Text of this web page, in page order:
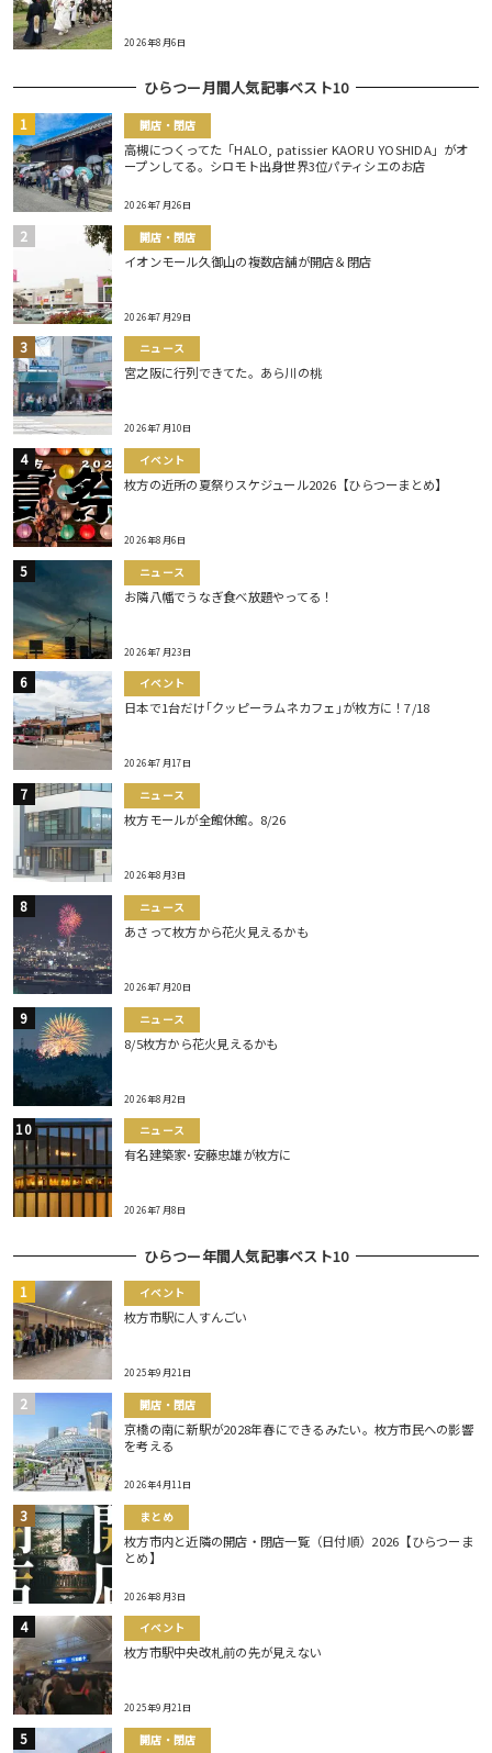
2026年8月6日
ひらつー月間人気記事ベスト10
開店・閉店
高槻につくってた「HALO, patissier KAORU YOSHIDA」がオ
ープンしてる。シロモト出身世界3位パティシエのお店
2026年7月26日
開店・閉店
イオンモール久御山の複数店舗が開店＆閉店
2026年7月29日
ニュース
宮之阪に行列できてた。あら川の桃
2026年7月10日
イベント
枚方の近所の夏祭りスケジュール2026【ひらつーまとめ】
2026年8月6日
ニュース
お隣八幡でうなぎ食べ放題やってる！
2026年7月23日
イベント
日本で1台だけ｢クッピーラムネカフェ｣が枚方に！7/18
2026年7月17日
ニュース
枚方モールが全館休館。8/26
2026年8月3日
ニュース
あさって枚方から花火見えるかも
2026年7月20日
ニュース
8/5枚方から花火見えるかも
2026年8月2日
ニュース
有名建築家･安藤忠雄が枚方に
2026年7月8日
ひらつー年間人気記事ベスト10
イベント
枚方市駅に人すんごい
2025年9月21日
開店・閉店
京橋の南に新駅が2028年春にできるみたい。枚方市民への影響
を考える
2026年4月11日
まとめ
枚方市内と近隣の開店・閉店一覧（日付順）2026【ひらつーま
とめ】
2026年8月3日
イベント
枚方市駅中央改札前の先が見えない
2025年9月21日
開店・閉店